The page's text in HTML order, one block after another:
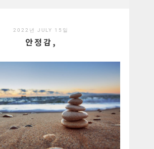
2022년 JULY 15일
안정감,